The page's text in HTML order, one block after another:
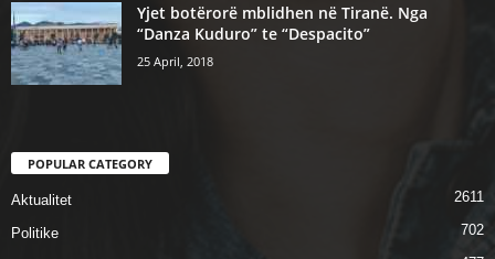
Yjet botërorë mblidhen në Tiranë. Nga
“Danza Kuduro” te “Despacito”
25 April, 2018
POPULAR CATEGORY
Aktualitet 2611
Politike 702